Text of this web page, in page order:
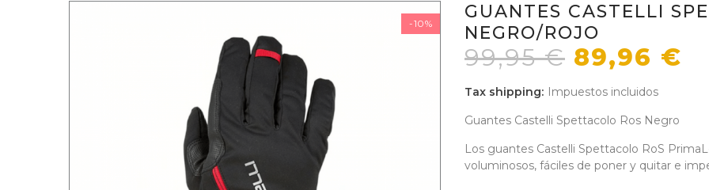
-10%
GUANTES CASTELLI
NEGRO/ROJO
99,95 € 89,96 €
Tax shipping
Impuestos incluidos
Guantes Castelli Spettacolo Ros Negro
Los guantes Castelli Spettacolo RoS
voluminosos, fáciles de poner y quitar e